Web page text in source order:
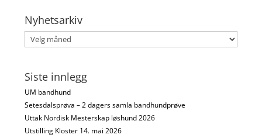
Nyhetsarkiv
Nyhetsarkiv
Siste innlegg
UM bandhund
Setesdalsprøva – 2 dagers samla bandhundprøve
Uttak Nordisk Mesterskap løshund 2026
Utstilling Kloster 14. mai 2026